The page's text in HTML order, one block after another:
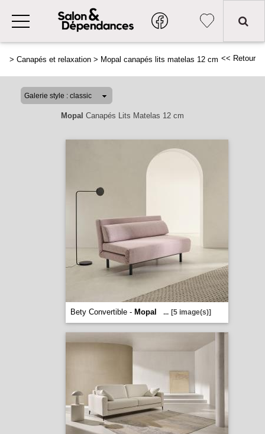
> Canapés et relaxation > Mopal canapés lits matelas 12 cm << Retour
Mopal Canapés Lits Matelas 12 cm
Bety Convertible - Mopal ... [5 image(s)]